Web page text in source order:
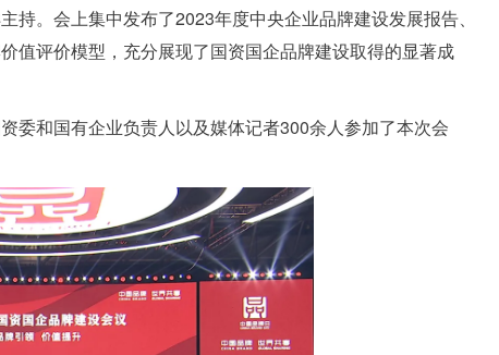
。会上集中发布了2023年度中央企业品牌建设发展报告、
值评价模型，充分展现了国资国企品牌建设取得的显著成
委和国有企业负责人以及媒体记者300余人参加了本次会